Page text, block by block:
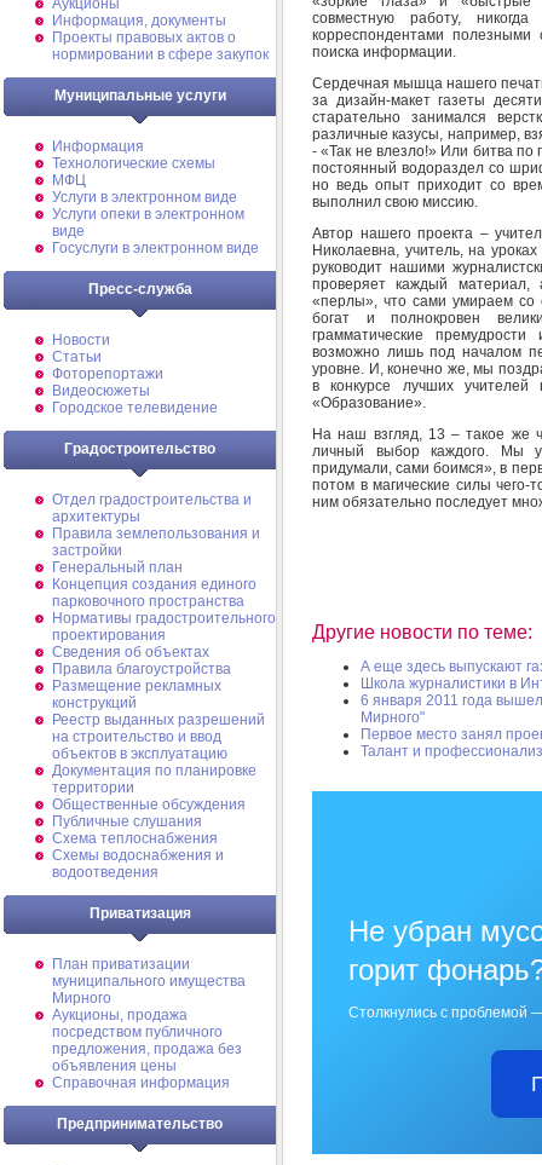
Аукционы
Информация, документы
Проекты правовых актов о
нормировании в сфере закупок
Муниципальные услуги
Информация
Технологические схемы
МФЦ
Услуги в электронном виде
Услуги опеки в электронном
виде
Госуслуги в электронном виде
Пресс-служба
Новости
Статьи
Фоторепортажи
Видеосюжеты
Городское телевидение
Градостроительство
Отдел градостроительства и
архитектуры
Правила землепользования и
застройки
Генеральный план
Концепция создания единого
парковочного пространства
Нормативы градостроительного
проектирования
Сведения об объектах
Правила благоустройства
Размещение рекламных
конструкций
Реестр выданных разрешений
на строительство и ввод
объектов в эксплуатацию
Документация по планировке
территории
Общественные обсуждения
Публичные слушания
Схема теплоснабжения
Схемы водоснабжения и
водоотведения
Приватизация
План приватизации
муниципального имущества
Мирного
Аукционы, продажа
посредством публичного
предложения, продажа без
объявления цены
Справочная информация
Предпринимательство
совместную работу,
корреспондентами
поиска информации.
Сердечная мышца нашего
за дизайн-макет газеты
старательно занимался
различные казусы, например,
- «Так не влезло!» Или битва
постоянный водораздел со
но ведь опыт приходит со
выполнил свою миссию.
Автор нашего проекта –
Николаевна, учитель, на
руководит нашими
проверяет каждый
«перлы», что сами умираем со
богат и полнокровен
грамматические
возможно лишь под началом
уровне. И, конечно же, мы
в конкурсе лучших учителей
«Образование».
На наш взгляд, 13 – такое же
личный выбор каждого. Мы
придумали, сами боимся», в
потом в магические силы
ним обязательно последует
Другие новости по теме:
А еще здесь выпускают
Школа журналистики в
6 января 2011 года
Мирного"
Первое место занял
Талант и
Не убран
горит
Столкнулись с проблемой